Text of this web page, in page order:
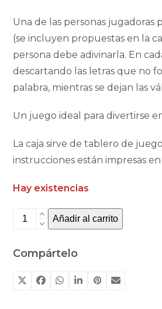
Una de las personas jugadoras
(se incluyen propuestas en la
persona debe adivinarla. En
descartando las letras que no
palabra, mientras se dejan las
Un juego ideal para divertirse
La caja sirve de tablero de
instrucciones están impresas en
Hay existencias
To
Adivina
magnético
Añadir al carrito
Compártelo